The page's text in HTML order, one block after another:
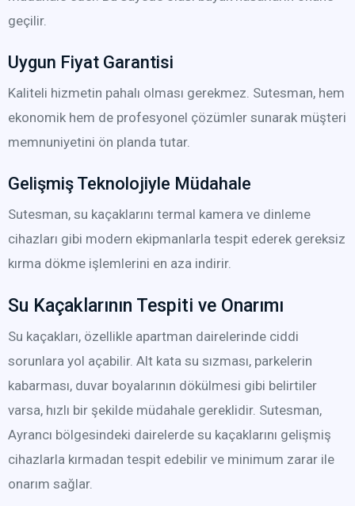
geçilir.
Uygun Fiyat Garantisi
Kaliteli hizmetin pahalı olması gerekmez. Sutesman, hem
ekonomik hem de profesyonel çözümler sunarak müşteri
memnuniyetini ön planda tutar.
Gelişmiş Teknolojiyle Müdahale
Sutesman, su kaçaklarını termal kamera ve dinleme
cihazları gibi modern ekipmanlarla tespit ederek gereksiz
kırma dökme işlemlerini en aza indirir.
Su Kaçaklarının Tespiti ve Onarımı
Su kaçakları, özellikle apartman dairelerinde ciddi
sorunlara yol açabilir. Alt kata su sızması, parkelerin
kabarması, duvar boyalarının dökülmesi gibi belirtiler
varsa, hızlı bir şekilde müdahale gereklidir. Sutesman,
Ayrancı bölgesindeki dairelerde su kaçaklarını gelişmiş
cihazlarla kırmadan tespit edebilir ve minimum zarar ile
onarım sağlar.